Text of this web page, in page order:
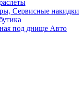
Сервисные накидки
под днище Авто